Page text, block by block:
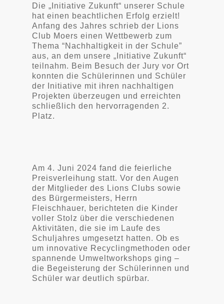
Die „Initiative Zukunft“ unserer Schule
hat einen beachtlichen Erfolg erzielt!
Anfang des Jahres schrieb der Lions
Club Moers einen Wettbewerb zum
Thema “Nachhaltigkeit in der Schule”
aus, an dem unsere „Initiative Zukunft“
teilnahm. Beim Besuch der Jury vor Ort
konnten die Schülerinnen und Schüler
der Initiative mit ihren nachhaltigen
Projekten überzeugen und erreichten
schließlich den hervorragenden 2.
Platz.
Am 4. Juni 2024 fand die feierliche
Preisverleihung statt. Vor den Augen
der Mitglieder des Lions Clubs sowie
des Bürgermeisters, Herrn
Fleischhauer, berichteten die Kinder
voller Stolz über die verschiedenen
Aktivitäten, die sie im Laufe des
Schuljahres umgesetzt hatten. Ob es
um innovative Recyclingmethoden oder
spannende Umweltworkshops ging –
die Begeisterung der Schülerinnen und
Schüler war deutlich spürbar.